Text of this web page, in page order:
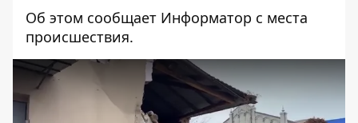
Об этом сообщает Информатор с места
происшествия.